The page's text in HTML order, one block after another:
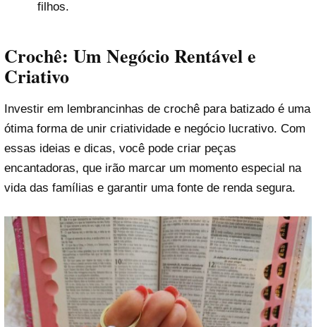
filhos.
Crochê: Um Negócio Rentável e
Criativo
Investir em lembrancinhas de crochê para batizado é uma
ótima forma de unir criatividade e negócio lucrativo. Com
essas ideias e dicas, você pode criar peças
encantadoras, que irão marcar um momento especial na
vida das famílias e garantir uma fonte de renda segura.